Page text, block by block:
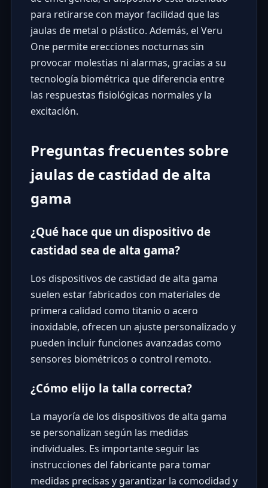
para retirarse con mayor facilidad que las
jaulas de metal o plástico. Además, el Veru
One permite erecciones nocturnas sin
provocar molestias ni alarmas, gracias a su
tecnología biométrica que diferencia entre
las respuestas fisiológicas normales y la
excitación.
Preguntas frecuentes sobre
jaulas de castidad de alta
gama
¿Qué hace que un dispositivo de
castidad sea de alta gama?
Los dispositivos de castidad de alta gama
suelen estar fabricados con materiales de
primera calidad como titanio o acero
inoxidable, ofrecen un ajuste personalizado y
pueden incluir funciones avanzadas como
sensores biométricos o control remoto.
¿Cómo elijo la talla correcta?
La mayoría de los dispositivos de alta gama
se personalizan según las medidas
individuales. Es importante seguir las
instrucciones del fabricante para tomar
medidas precisas y garantizar la comodidad y